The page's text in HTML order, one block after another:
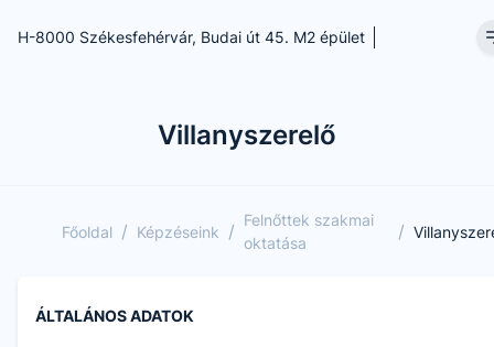
H-8000 Székesfehérvár, Budai út 45. M2 épület
Villanyszerelő
Főoldal / Képzéseink /
Felnőttek szakmai
oktatása
/
ÁLTALÁNOS ADATOK